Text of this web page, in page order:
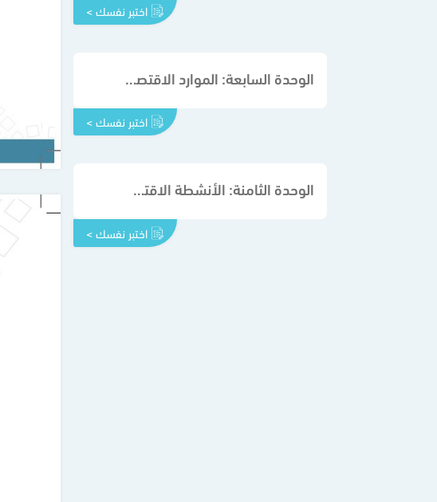
اختبر نفسك >
الوحدة السابعة: الموارد الاقتصادية
اختبر نفسك >
الوحدة الثامنة: الأنشطة الاقتصادية
اختبر نفسك >